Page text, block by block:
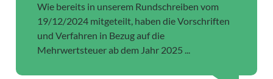
Wie bereits in unserem Rundschreiben vom
19/12/2024 mitgeteilt, haben die Vorschriften
und Verfahren in Bezug auf die
Mehrwertsteuer ab dem Jahr 2025 ...